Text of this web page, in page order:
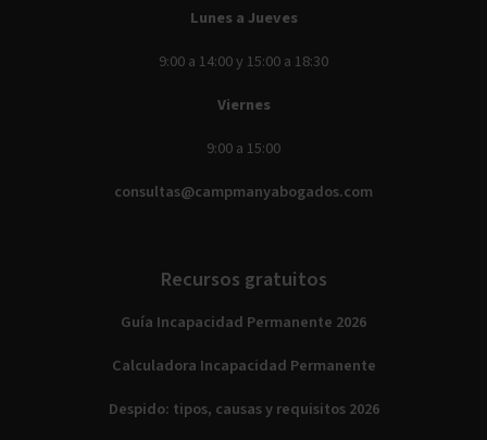
Lunes a Jueves
9:00 a 14:00 y 15:00 a 18:30
Viernes
9:00 a 15:00
consultas@campmanyabogados.com
Recursos gratuitos
Guía Incapacidad Permanente 2026
Calculadora Incapacidad Permanente
Despido: tipos, causas y requisitos 2026